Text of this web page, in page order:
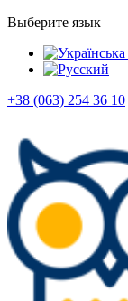
Выберите язык
+38 (063) 254 36 10